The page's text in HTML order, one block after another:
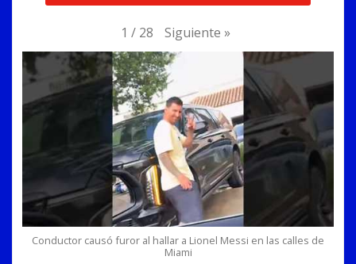
1 / 28 Siguiente »
Conductor causó furor al hallar a Lionel Messi en las calles de
Miami